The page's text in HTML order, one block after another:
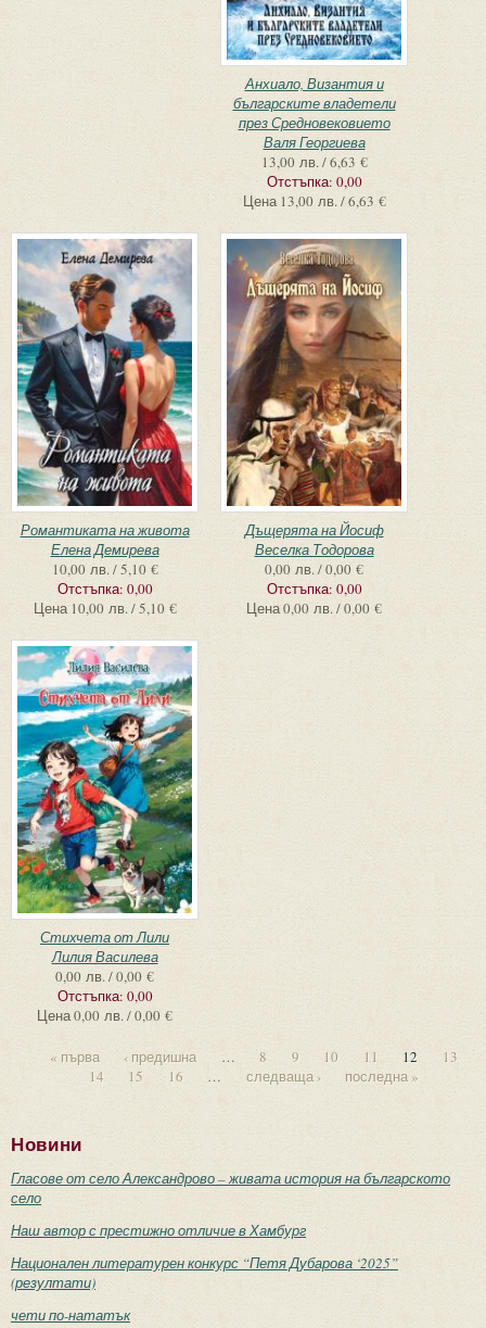
Анхиало, Византия и
българските владетели
през Средновековието
Валя Георгиева
13,00 лв. / 6,63 €
Отстъпка: 0,00
Цена 13,00 лв. / 6,63 €
Романтиката на живота
Елена Демирева
10,00 лв. / 5,10 €
Отстъпка: 0,00
Цена 10,00 лв. / 5,10 €
Дъщерята на Йосиф
Веселка Тодорова
0,00 лв. / 0,00 €
Отстъпка: 0,00
Цена0,00 лв. / 0,00 €
Стихчета от Лили
Лилия Василева
0,00 лв. / 0,00 €
Отстъпка: 0,00
Цена0,00 лв. / 0,00 €
« първа ‹ предишна … 8 9 10 11 12
13
14
15 16 … следваща › последна »
Новини
Гласове от село Александрово – живата история на българското
село
Наш автор с престижно отличие в Хамбург
Национален литературен конкурс “Петя Дубарова ‘2025”
(резултати)
чети по-нататък